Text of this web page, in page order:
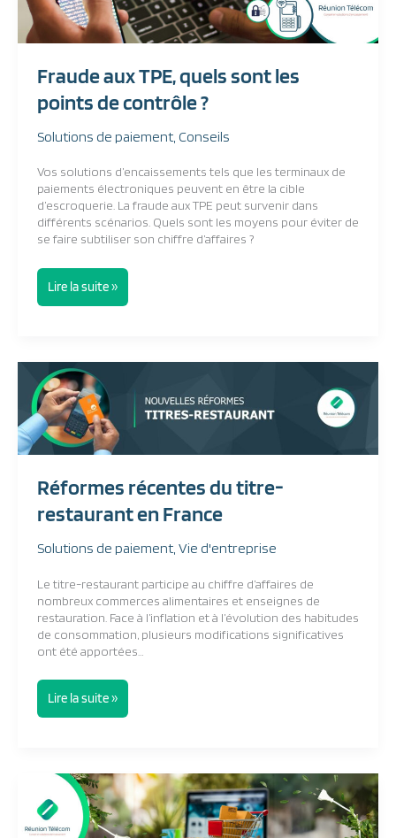
Fraude aux TPE, quels sont les
points de contrôle ?
Solutions de paiement, Conseils
Vos solutions d’encaissements tels que les terminaux de
paiements électroniques peuvent en être la cible
d’escroquerie. La fraude aux TPE peut survenir dans
différents scénarios. Quels sont les moyens pour éviter de
se faire subtiliser son chiffre d’affaires ?
quels
sont
les
de
contrôle
?
Lire la suite »
Réformes récentes du titre-
restaurant en France
Solutions de paiement, Vie d'entreprise
Le titre-restaurant participe au chiffre d’affaires de
nombreux commerces alimentaires et enseignes de
restauration. Face à l’inflation et à l’évolution des habitudes
de consommation, plusieurs modifications significatives
ont été apportées…
Réformes
récentes
du
titre-
restaurant
en
Lire la suite »
Augmentation
de
l’électricité
à